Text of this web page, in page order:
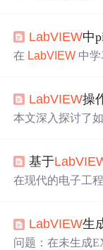
解，论坛互动解
能。结合项目学
LabVIEW中
在 LabVIEW 中
LabVIEW操作
本文深入探讨了
（VI Package
从而快速提升开
基于
在现代的电子工
一个基于
平台。本文简要
LabVIEW生
问题：在未生成